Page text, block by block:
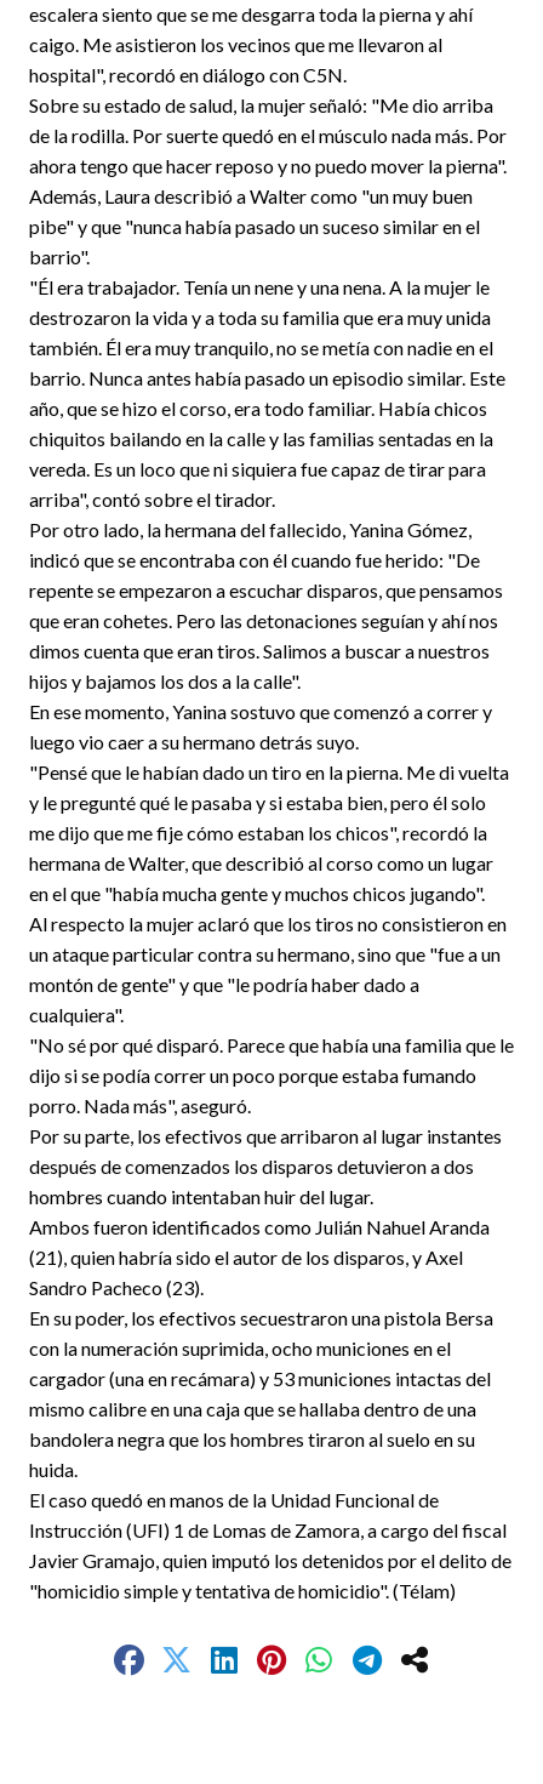
escalera siento que se me desgarra toda la pierna y ahí
caigo. Me asistieron los vecinos que me llevaron al
hospital", recordó en diálogo con C5N.
Sobre su estado de salud, la mujer señaló: "Me dio arriba
de la rodilla. Por suerte quedó en el músculo nada más. Por
ahora tengo que hacer reposo y no puedo mover la pierna".
Además, Laura describió a Walter como "un muy buen
pibe" y que "nunca había pasado un suceso similar en el
barrio".
"Él era trabajador. Tenía un nene y una nena. A la mujer le
destrozaron la vida y a toda su familia que era muy unida
también. Él era muy tranquilo, no se metía con nadie en el
barrio. Nunca antes había pasado un episodio similar. Este
año, que se hizo el corso, era todo familiar. Había chicos
chiquitos bailando en la calle y las familias sentadas en la
vereda. Es un loco que ni siquiera fue capaz de tirar para
arriba", contó sobre el tirador.
Por otro lado, la hermana del fallecido, Yanina Gómez,
indicó que se encontraba con él cuando fue herido: "De
repente se empezaron a escuchar disparos, que pensamos
que eran cohetes. Pero las detonaciones seguían y ahí nos
dimos cuenta que eran tiros. Salimos a buscar a nuestros
hijos y bajamos los dos a la calle".
En ese momento, Yanina sostuvo que comenzó a correr y
luego vio caer a su hermano detrás suyo.
"Pensé que le habían dado un tiro en la pierna. Me di vuelta
y le pregunté qué le pasaba y si estaba bien, pero él solo
me dijo que me fije cómo estaban los chicos", recordó la
hermana de Walter, que describió al corso como un lugar
en el que "había mucha gente y muchos chicos jugando".
Al respecto la mujer aclaró que los tiros no consistieron en
un ataque particular contra su hermano, sino que "fue a un
montón de gente" y que "le podría haber dado a
cualquiera".
"No sé por qué disparó. Parece que había una familia que le
dijo si se podía correr un poco porque estaba fumando
porro. Nada más", aseguró.
Por su parte, los efectivos que arribaron al lugar instantes
después de comenzados los disparos detuvieron a dos
hombres cuando intentaban huir del lugar.
Ambos fueron identificados como Julián Nahuel Aranda
(21), quien habría sido el autor de los disparos, y Axel
Sandro Pacheco (23).
En su poder, los efectivos secuestraron una pistola Bersa
con la numeración suprimida, ocho municiones en el
cargador (una en recámara) y 53 municiones intactas del
mismo calibre en una caja que se hallaba dentro de una
bandolera negra que los hombres tiraron al suelo en su
huida.
El caso quedó en manos de la Unidad Funcional de
Instrucción (UFI) 1 de Lomas de Zamora, a cargo del fiscal
Javier Gramajo, quien imputó los detenidos por el delito de
"homicidio simple y tentativa de homicidio". (Télam)